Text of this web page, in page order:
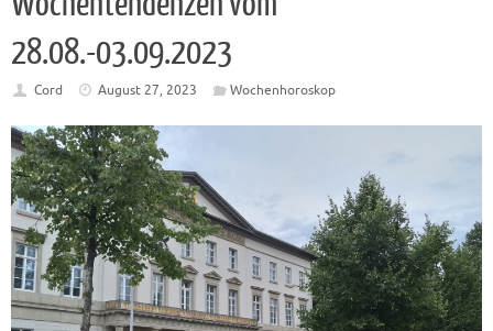
28.08.-03.09.2023
Cord August 27, 2023 Wochenhoroskop